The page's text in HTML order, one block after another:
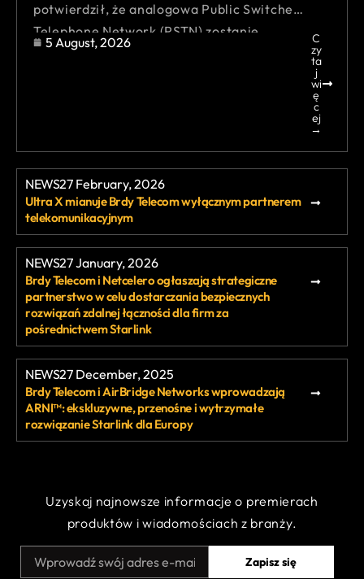
potwierdził, że analogowa Public Switched
Telephone Network (PSTN) zostanie
5 August, 2026 C
zy
ta
j
wi
ę
c
ej
→
NEWS27 February, 2026
Ultra X mianuje Brdy Telecom wyłącznym partnerem
telekomunikacyjnym
NEWS27 January, 2026
Brdy Telecom i Netcelero ogłaszają strategiczne
partnerstwo w celu dostarczania bezpiecznych
rozwiązań zdalnej łączności dla firm za
pośrednictwem Starlink
NEWS27 December, 2025
Brdy Telecom i AirBridge Networks wprowadzają
ARNI™: ekskluzywne, przenośne i wytrzymałe
rozwiązanie Starlink dla Europy
Uzyskaj najnowsze informacje o premierach
produktów i wiadomościach z branży.
Zapisz się